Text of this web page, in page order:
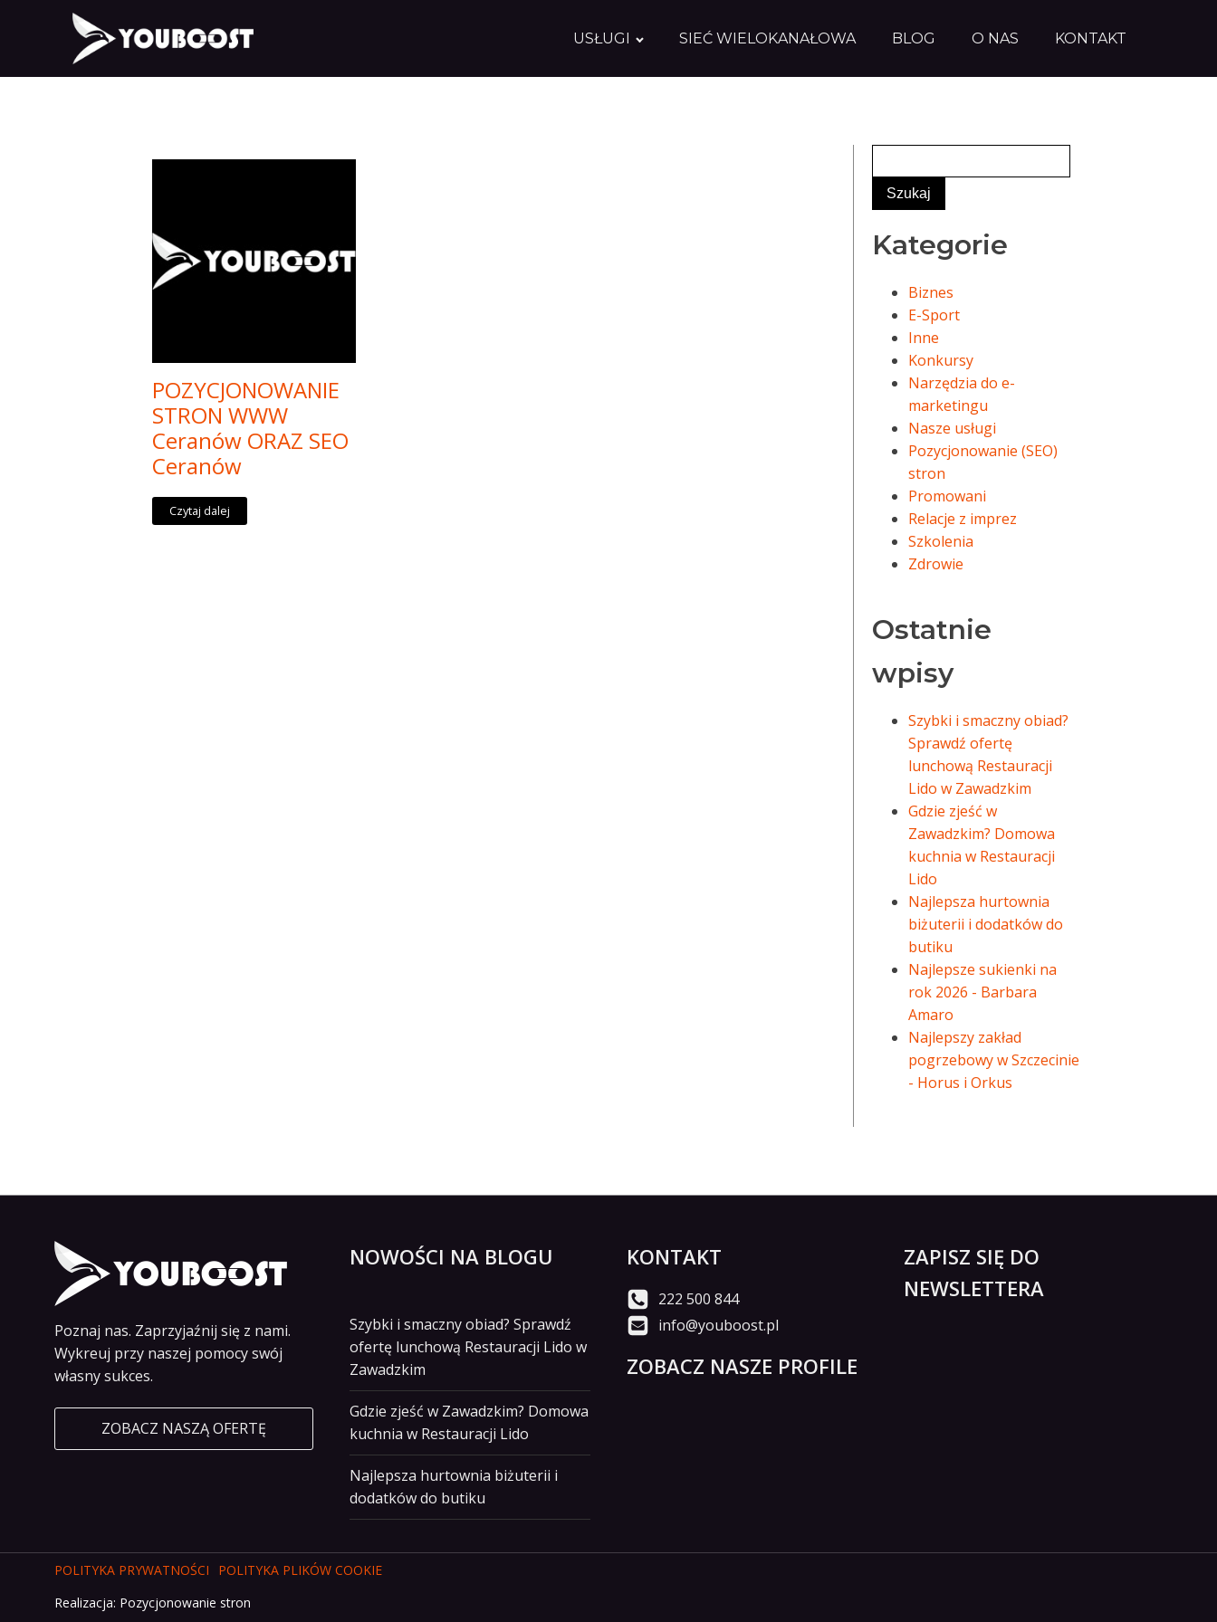
USŁUGI SIEĆ WIELOKANAŁOWA BLOG O NAS KONTAKT
POZYCJONOWANIE
STRON WWW
Ceranów ORAZ SEO
Ceranów
Czytaj dalej
Kategorie
Biznes
E-Sport
Inne
Konkursy
Narzędzia do e-
marketingu
Nasze usługi
Pozycjonowanie (SEO)
stron
Promowani
Relacje z imprez
Szkolenia
Zdrowie
Ostatnie
wpisy
Szybki i smaczny obiad?
Sprawdź ofertę
lunchową Restauracji
Lido w Zawadzkim
Gdzie zjeść w
Zawadzkim? Domowa
kuchnia w Restauracji
Lido
Najlepsza hurtownia
biżuterii i dodatków do
butiku
Najlepsze sukienki na
rok 2026 - Barbara
Amaro
Najlepszy zakład
pogrzebowy w Szczecinie
- Horus i Orkus
Poznaj nas. Zaprzyjaźnij się z nami.
Wykreuj przy naszej pomocy swój
własny sukces.
ZOBACZ NASZĄ OFERTĘ
NOWOŚCI NA BLOGU
Szybki i smaczny obiad? Sprawdź
ofertę lunchową Restauracji Lido w
Zawadzkim
Gdzie zjeść w Zawadzkim? Domowa
kuchnia w Restauracji Lido
Najlepsza hurtownia biżuterii i
dodatków do butiku
KONTAKT
222 500 844
info@youboost.pl
ZOBACZ NASZE PROFILE
ZAPISZ SIĘ DO
NEWSLETTERA
POLITYKA PRYWATNOŚCI
POLITYKA PLIKÓW COOKIE
Realizacja: Pozycjonowanie stron